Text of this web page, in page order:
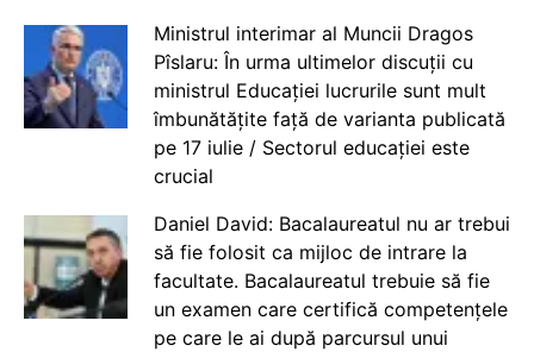
Ministrul interimar al Muncii Dragos
Pîslaru: În urma ultimelor discuții cu
ministrul Educației lucrurile sunt mult
îmbunătățite față de varianta publicată
pe 17 iulie / Sectorul educației este
crucial
Daniel David: Bacalaureatul nu ar trebui
să fie folosit ca mijloc de intrare la
facultate. Bacalaureatul trebuie să fie
un examen care certifică competențele
pe care le ai după parcursul unui